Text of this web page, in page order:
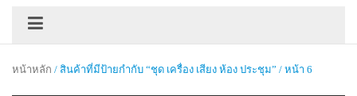
หน้าหลัก / สินค้าที่มีป้ายกำกับ “ชุด เครื่อง เสียง ห้อง ประชุม” / หน้า 6